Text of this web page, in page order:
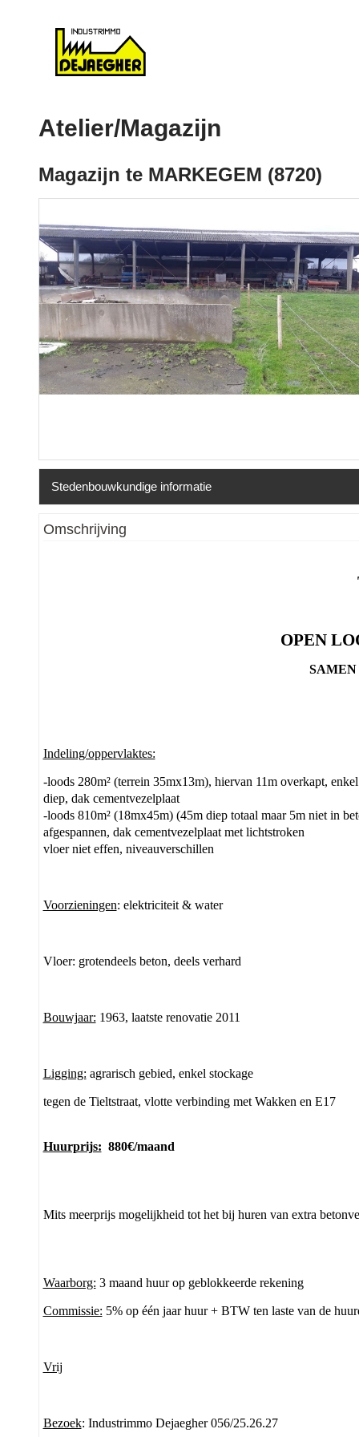
Atelier/Magazijn
Magazijn te MARKEGEM (8720)
Stedenbouwkundige informatie
Erfgoed
Omschrijving
OPEN
SAMEN
Indeling/oppervlaktes:
-loods 280m² (terrein 35mx13m), hiervan 11m overkapt,
diep, dak cementvezelplaat
-loods 810m² (18mx45m) (45m diep totaal maar 5m niet in
afgespannen, dak cementvezelplaat met lichtstroken
vloer niet effen, niveauverschillen
Voorzieningen: elektriciteit & water
Vloer: grotendeels beton, deels verhard
Bouwjaar: 1963, laatste renovatie 2011
Ligging: agrarisch gebied, enkel stockage
tegen de Tieltstraat, vlotte verbinding met Wakken en E17
Huurprijs: 880€/maand
Mits meerprijs mogelijkheid tot het bij huren van extra
Waarborg: 3 maand huur op geblokkeerde rekening
Commissie: 5% op één jaar huur + BTW ten laste van de
Vrij
Bezoek: Industrimmo Dejaegher 056/25.26.27